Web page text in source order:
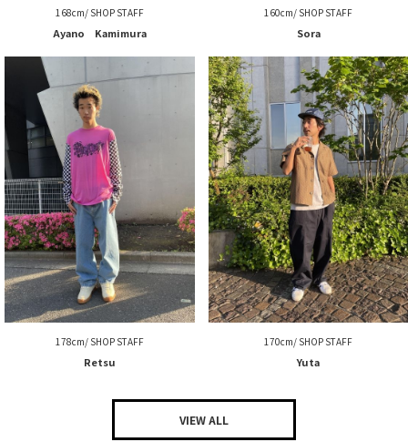
168cm/ SHOP STAFF
Ayano Kamimura
160cm/ SHOP STAFF
Sora
178cm/ SHOP STAFF
Retsu
170cm/ SHOP STAFF
Yuta
VIEW ALL